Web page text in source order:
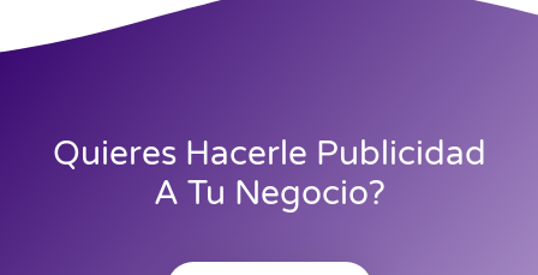
Quieres Hacerle Publicidad
A Tu Negocio?